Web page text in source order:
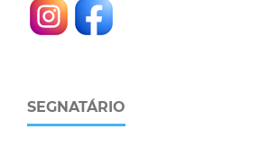
SEGNATÁRIO